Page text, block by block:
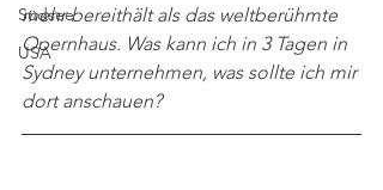
Südsee
USA
mehr bereithält als das weltberühmte
Opernhaus. Was kann ich in 3 Tagen in
Sydney unternehmen, was sollte ich mir
dort anschauen?